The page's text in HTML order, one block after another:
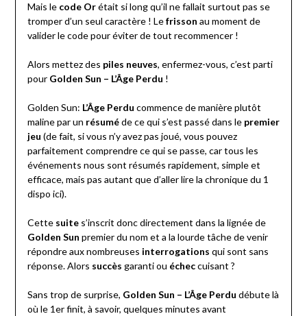
Mais le code Orétait si long qu’il ne fallait surtout pas se
tromper d’un seul caractère ! Lefrisson au moment de
valider le code pour éviter de tout recommencer !
Alors mettez des piles neuves, enfermez-vous, c’est parti
pour Golden Sun – L’Âge Perdu !
Golden Sun: L’Âge Perdu commence de manière plutôt
maline par un résuméde ce qui s’est passé dans le premier
jeu (de fait, si vous n’y avez pas joué, vous pouvez
parfaitement comprendre ce qui se passe, car tous les
événements nous sont résumés rapidement, simple et
efficace, mais pas autant que d’aller lire la chronique du 1
dispo ici).
Cette suites’inscrit donc directement dans la lignée de
Golden Sun premier du nom et a la lourde tâche de venir
répondre aux nombreuses interrogations qui sont sans
réponse. Alors succès garanti ou écheccuisant ?
Sans trop de surprise, Golden Sun – L’Âge Perdu débute là
où le 1er finit, à savoir, quelques minutes avant